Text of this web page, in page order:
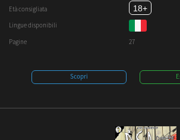
Età consigliata 18+
Lingue disponibili
Pagine 27
Scopri